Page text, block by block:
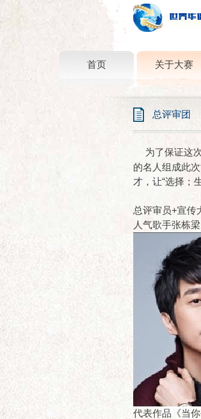
首页 关于大赛
总评审团
为了保证这
的名人组成此
才，让“选择；
总评审员+宣传
人气歌手张栋
代表作品《当